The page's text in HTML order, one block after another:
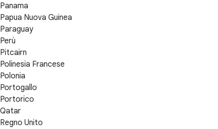
Panama
Papua Nuova Guinea
Paraguay
Perù
Pitcairn
Polinesia Francese
Polonia
Portogallo
Portorico
Qatar
Regno Unito